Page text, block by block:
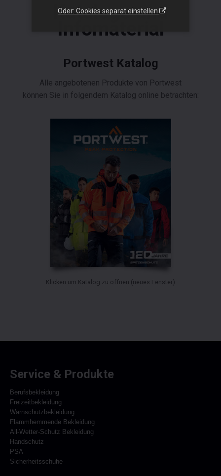
Kataloge und
Infomaterial
Portwest Katalog
Alle angebotenen Produkte von Portwest
können Sie in folgendem Katalog online betrachten:
Klicken um Katalog zu öffnen (neues Fenster)
Service & Produkte
Berufsbekleidung
Freizeitbekleidung
Warnschutzbekleidung
Flammhemmende Bekleidung
All-Wetter-Schutz Bekleidung
Handschutz
PSA
Sicherheitsschuhe
Oder: Cookies separat einstellen